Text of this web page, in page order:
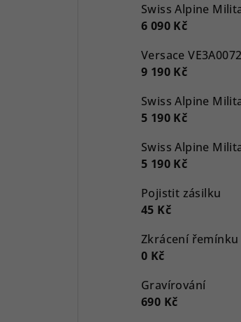
Swiss Alpine
6 090 Kč
9 190 Kč
5 190 Kč
5 190 Kč
Pojistit zásilku
45 Kč
Zkrácení řemínku
0 Kč
Gravírování
690 Kč